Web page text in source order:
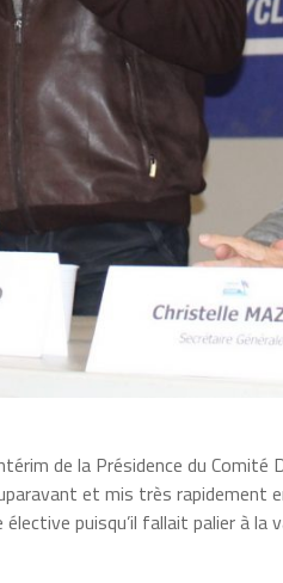
de la Présidence du
et mis très rapidement
puisqu’il fallait palier à la